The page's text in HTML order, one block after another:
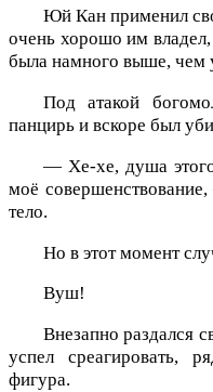
Юй Кан применил
очень хорошо им
была намного выше, чем
Под атакой
панцирь и вскоре был
— Хе-хе, душа
моё
тело.
Но в этот момент
Вуш!
Внезапно раздался
успел среагировать,
фигура.